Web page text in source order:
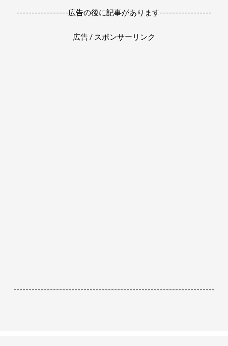
-----------------広告の後に記事があります-----------------
広告 / スポンサーリンク
------------------------------------------------------------------